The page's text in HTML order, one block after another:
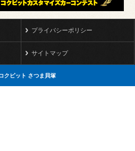
プライバシーポリシー
サイトマップ
クピット さつま貝塚